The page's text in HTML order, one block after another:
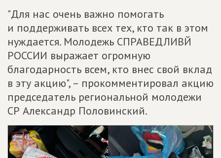
"Для нас очень важно помогать
и поддерживать всех тех, кто так в этом
нуждается. Молодежь СПРАВЕДЛИВЙ
РОССИИ выражает огромную
благодарность всем, кто внес свой вклад
в эту акцию", – прокомментировал акцию
председатель региональной молодежи
СР Александр Половинский.